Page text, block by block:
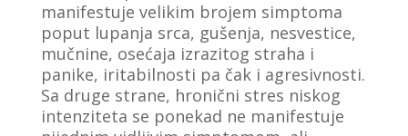
manifestuje velikim brojem simptoma
poput lupanja srca, gušenja, nesvestice,
mučnine, osećaja izrazitog straha i
panike, iritabilnosti pa čak i agresivnosti.
Sa druge strane, hronični stres niskog
intenziteta se ponekad ne manifestuje